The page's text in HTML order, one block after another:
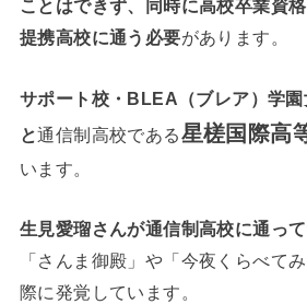
ことはできず、同時に高校卒業資
提携高校に通う必要があります。
サポート校・BLEA（ブレア）学
と通信制高校である星槎国際高
います。
生見愛瑠さんが通信制高校に通っ
「さんま御殿」や「今夜くらべて
際に発覚しています。